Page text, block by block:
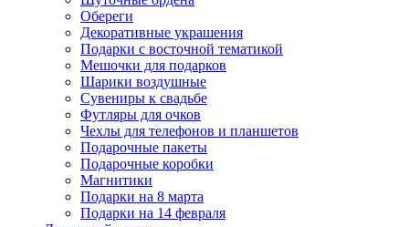
Обереги
Декоративные украшения
Подарки с восточной тематикой
Мешочки для подарков
Шарики воздушные
Сувениры к свадьбе
Футляры для очков
Чехлы для телефонов и планшетов
Подарочные пакеты
Подарочные коробки
Магнитики
Подарки на 8 марта
Подарки на 14 февраля